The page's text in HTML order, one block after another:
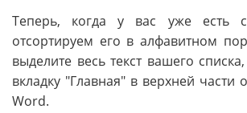
Теперь, когда у вас уже есть
отсортируем его в алфавитном
выделите весь текст вашего
вкладку "Главная" в верхней
Word.